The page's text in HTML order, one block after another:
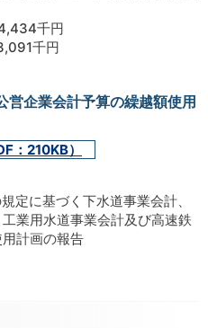
千円
千円
営企業会計予算の繰越額使用
：210KB）
定に基づく下水道事業会計、
業用水道事業会計及び高速鉄
計画の報告